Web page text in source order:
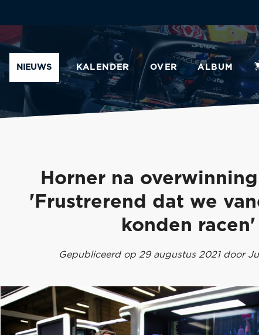
NIEUWS KALENDER OVER ALBUM
Horner na
'Frustrerend dat we
konden racen'
Gepubliceerd op 29 augustus 2021 door